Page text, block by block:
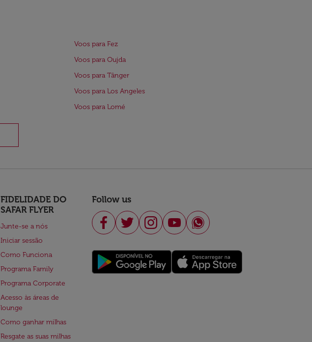
Voos para Fez
Voos para Oujda
Voos para Tânger
Voos para Los Angeles
Voos para Lomé
FIDELIDADE DO
SAFAR FLYER
Junte-se a nós
Iniciar sessão
Como Funciona
Programa Family
Programa Corporate
Acesso às áreas de
lounge
Como ganhar milhas
Resgate as suas milhas
Follow us